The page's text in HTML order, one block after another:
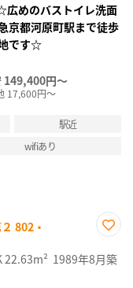
めのバストイレ洗面
京都河原町駅まで徒歩
です☆
149,400円～
17,600円～
駅近
wifiあり
802・
に入
り登
22.63m² 1989年8月築